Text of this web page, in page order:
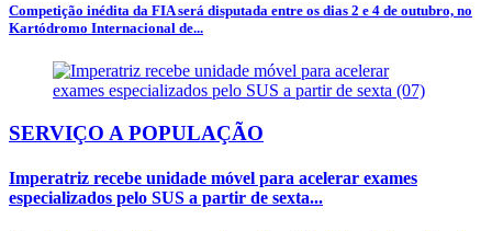
Competição inédita da FIA será disputada entre os dias 2 e 4 de outubro, no
Kartódromo Internacional de...
SERVIÇO A POPULAÇÃO
Imperatriz recebe unidade móvel para acelerar exames
especializados pelo SUS a partir de sexta...